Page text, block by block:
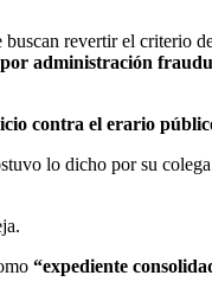
buscan revertir el criterio
administración
contra el erario
lo dicho por su
“expediente